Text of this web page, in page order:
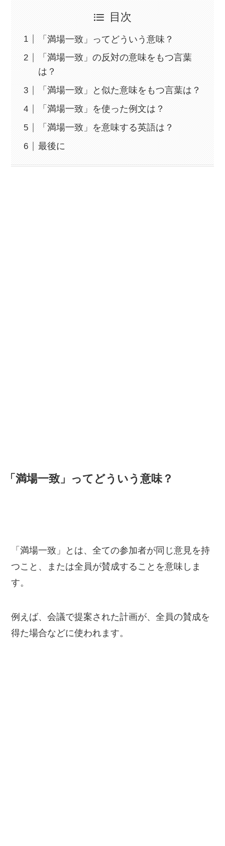
目次
「満場一致」ってどういう意味？
「満場一致」の反対の意味をもつ言葉
は？
「満場一致」と似た意味をもつ言葉は？
「満場一致」を使った例文は？
「満場一致」を意味する英語は？
最後に
「満場一致」ってどういう意味？
「満場一致」とは、全ての参加者が同じ意見を持
つこと、または全員が賛成することを意味しま
す。
例えば、会議で提案された計画が、全員の賛成を
得た場合などに使われます。